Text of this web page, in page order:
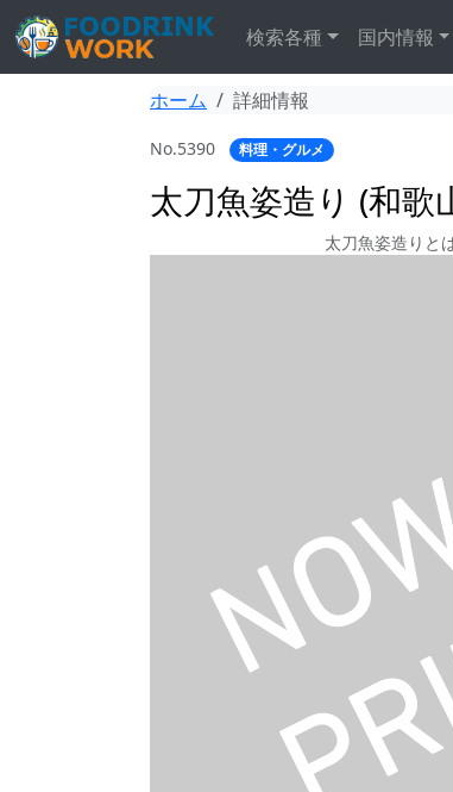
検索各種 国内情報
ホーム 詳細情報
No.5390 料理・グルメ
太刀魚姿造り (和歌
太刀魚姿造りと